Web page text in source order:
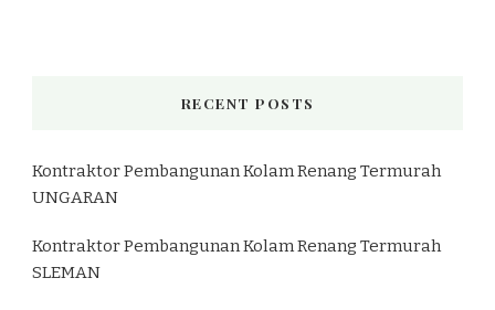
RECENT POSTS
Kontraktor Pembangunan Kolam Renang Termurah
UNGARAN
Kontraktor Pembangunan Kolam Renang Termurah
SLEMAN